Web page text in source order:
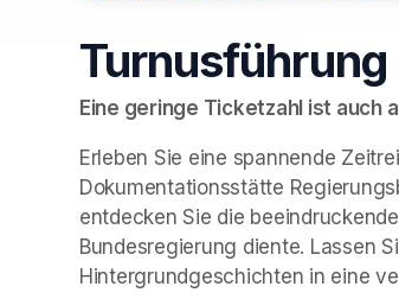
Turnusführung
Eine geringe Ticketzahl ist auch
Erleben Sie eine spannende
Dokumentationsstätte
entdecken Sie die
Bundesregierung diente. Lassen
Hintergrundgeschichten in eine